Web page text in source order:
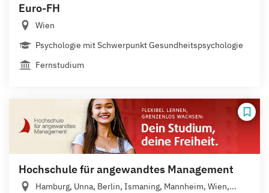
Euro-FH
Wien
Psychologie mit Schwerpunkt Gesundheitspsychologie
Fernstudium
Hochschule für angewandtes Management
Hamburg, Unna, Berlin, Ismaning, Mannheim, Wien,...